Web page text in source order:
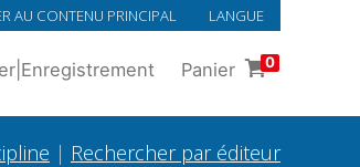
AU CONTENU PRINCIPAL LANGUE
Enregistrement Panier 0
| Rechercher par éditeur